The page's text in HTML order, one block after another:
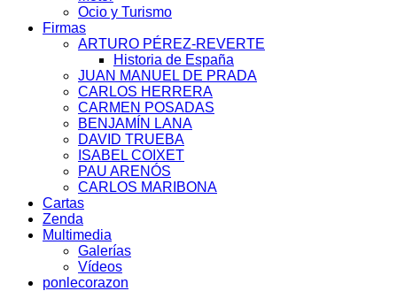
Ocio y Turismo
Firmas
ARTURO PÉREZ-REVERTE
Historia de España
JUAN MANUEL DE PRADA
CARLOS HERRERA
CARMEN POSADAS
BENJAMÍN LANA
DAVID TRUEBA
ISABEL COIXET
PAU ARENÓS
CARLOS MARIBONA
Cartas
Zenda
Multimedia
Galerías
Vídeos
ponlecorazon